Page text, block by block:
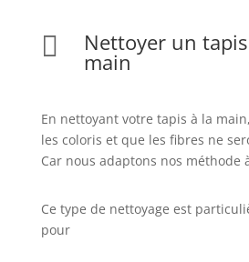
 Nettoyer un
main
En nettoyant votre tapis à la
les coloris et que les fibres ne
Car nous adaptons nos méthode
Ce type de nettoyage est
pour